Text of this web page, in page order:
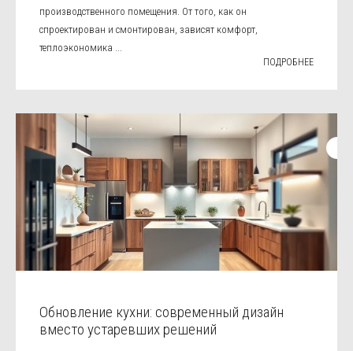
производственного помещения. От того, как он
спроектирован и смонтирован, зависят комфорт,
теплоэкономика ...
ПОДРОБНЕЕ
Обновление кухни: современный дизайн
вместо устаревших решений